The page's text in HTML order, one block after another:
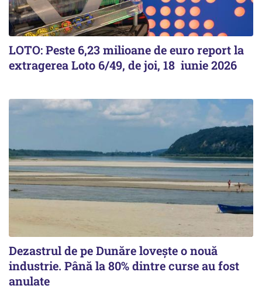
LOTO: Peste 6,23 milioane de euro report la
extragerea Loto 6/49, de joi, 18 iunie 2026
Dezastrul de pe Dunăre lovește o nouă
industrie. Până la 80% dintre curse au fost
anulate